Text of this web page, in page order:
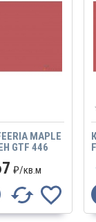
MAPLE
GTF 446
₽/кв.м